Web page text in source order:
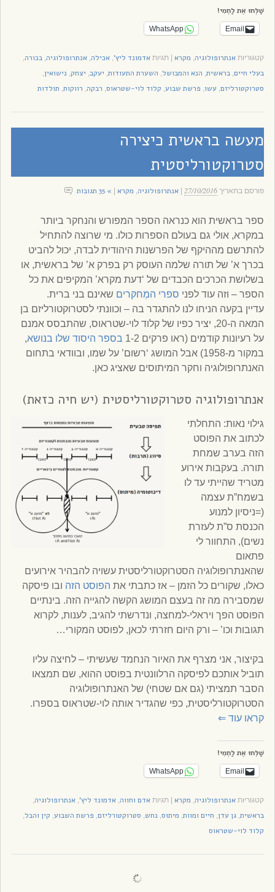
שַׁלְּחוּ אֶת לַחְמִי!
Email
WhatsApp
קטגוריותאנתרופולוגיה, מקרא |תגיותאדמונד ליץ',אכילה,אנתרופולוגיה,בכורה,
בעלי חיים,בראשית, הנא והמבושל, השערת התעודות, יעקב, יצחק, נישואין,
סטרוקטורליזם, עשו, פרשת שבוע, קלוד לוי-שטראוס, רבקה, רווקות, תולדות
מעשה בראשית כיצירה
סטרוקטורליסטית
פורסם בתאריך27/10/2016
|אנתרופולוגיה, מקרא » 35 תגובות
ספר בראשית הוא כנראה הספר המפורש והנחקר ביותר
במקרא, אולי גם בעולם הספרות כולו. מי שרוצה להתחיל
להתרשם מההיקף של הפרשנות היהודית לבדה, יכול להביט
בכרך א’ של תורה שלמה העוסק רק בפרק א’ של בראשית, או
בשלושת הכרכים הכבדים של ‘דעת מקרא’ המקיפים את כל
הספר – וזה עוד לפני ספרי המְחקּרים שאינם בני ברית.
עדיין בקעה הניחו לנו להתגדר בה – וכוונתי לסטרוקטורליזם בן
המאה ה-20, יציר כפיו של קלוד לוי-שטראוס, שהתבסס אמנם
על רעיונות קודמים (ראו פרקים 1-2
בספר היסוד שלו בנושא,
במקור מ-1958) אבל המושג ‘רשום’ על שמו, ובוודאי בתחום
האנתרופולוגיה וחקר המיתוסים שאציג כאן.
אנתרופולוגיה סטרוקטורליסטית (יש חיה כזאת)
גילוי נאות: התחלתי
לכתוב את הפוסט
הזה בערב שמחת
תורה. בעקבות אירוע
מטריד שהייתי עד לו
בשמח”ת עצמה
(=ניסיון למנוע
הכנסת ס”ת לעזרת
נשים), התחוור לי
פתאום
שהאנתרופולוגיה הסטרוקטורליסטית עשויה להבהיר אירועים
כאלו, שקורים כל הזמן – אז כתבתי את הפוסט הזה ובו פיסקה
שמסבירה מה זה בעצם המושג הקשה להגייה הזה. בינתיים
הפוסט הפך ויראלי-למחצה, ונדרשתי להגיב, לענות, לקרוא
תגובות וכו’ – ורק היום חזרתי לכאן, לפוסט המקורי…
בקיצור, אני מצרף את האיור הנחמד שעשיתי – לחיצה עליו
תוביל אותכם לפיסקה הרלוונטית בפוסט ההוא, שם תמצאו
הסבר תמציתי (גם אם שטחי) של האנתרופולוגיה
הסטרוקטורליסטית, כפי שהגדיר אותה לוי-שטראוס בספרו.
קראו עוד⇐
שַׁלְּחוּ אֶת לַחְמִי!
Email
WhatsApp
קטגוריותאנתרופולוגיה, מקרא |תגיותאדם וחווה,אדמונד ליץ',אנתרופולוגיה,
בראשית,גן עדן, חיים ומוות, מיתוס, נחש, סטרוקטורליזם, פרשת השבוע, קין והבל,
קלוד לוי-שטראוס